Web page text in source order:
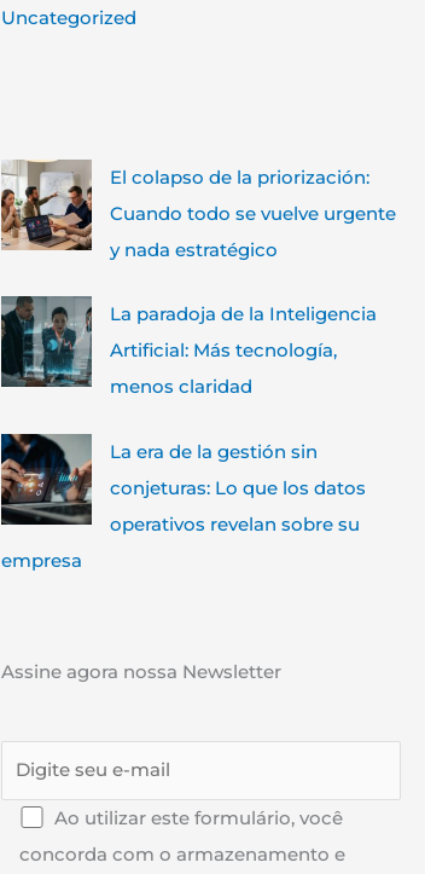
Uncategorized
El colapso de la priorización:
Cuando todo se vuelve urgente
y nada estratégico
La paradoja de la Inteligencia
Artificial: Más tecnología,
menos claridad
La era de la gestión sin
conjeturas: Lo que los datos
operativos revelan sobre su
empresa
Assine agora nossa Newsletter
Ao utilizar este formulário, você
concorda com o armazenamento e